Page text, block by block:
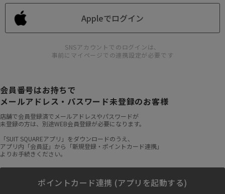
Appleでログイン
SNSアカウントでのログインは、
事前にマイページでの連携設定が必要です
会員番号はお持ちで
メールアドレス・パスワード未登録のお客様
店舗で会員登録済でメールアドレスやパスワードが
未登録の方は、別途WEB会員登録が必要になります。
「SUIT SQUAREアプリ」をダウンロードのうえ、
アプリ内「会員証」から「新規登録・ポイントカード連携」
よりお手続きください。
ポイントカード連携 (アプリを起動する)